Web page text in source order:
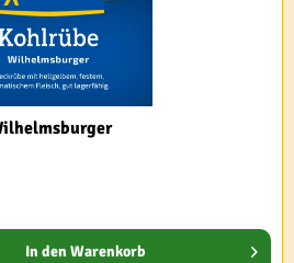
In den Warenkorb